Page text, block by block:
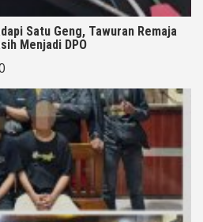
Satu Geng, Tawuran Remaja
Menjadi DPO